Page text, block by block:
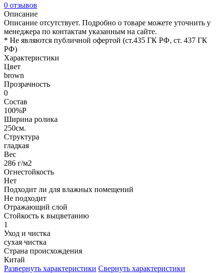
0 отзывов
Описание
Описание отсутствует. Подробно о товаре можете уточнить у
менеджера по контактам указанным на сайте.
* Не являются публичной офертой (ст.435 ГК РФ, cт. 437 ГК
РФ)
Характеристики
Цвет
brown
Прозрачность
0
Состав
100%P
Ширина ролика
250см.
Структура
гладкая
Вес
286 г/м2
Огнестойкость
Нет
Подходит ли для влажных помещений
Не подходит
Отражающий слой
Стойкость к выцветанию
1
Уход и чистка
сухая чистка
Страна происхождения
Китай
Развернуть характеристики Свернуть характеристики